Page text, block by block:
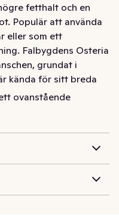
fetthalt och en
Populär att använda
eller som ett
Falbygdens Osteria
grundat i
kända för sitt breda
och
Deras verksamhet
ovanstående